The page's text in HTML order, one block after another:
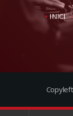
INICI
Copyleft